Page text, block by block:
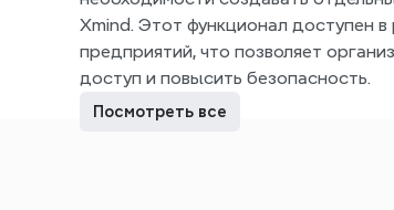
Xmind. Этот функционал доступен в
предприятий, что позволяет
доступ и повысить безопасность.
Посмотреть все